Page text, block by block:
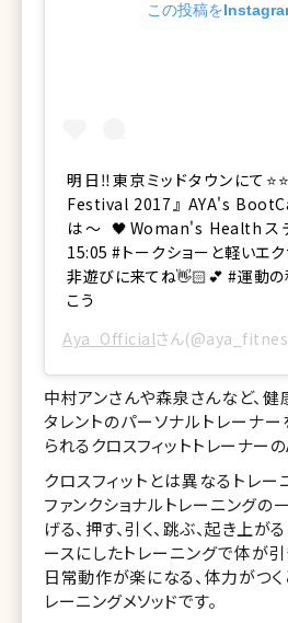
この投稿を
明日‼️東京ミッドタウンにて
Festival 2017』 AYA's
は〜 🖤Woman's Health
15:05 #トークショーと軽いエ
非遊びに来てね👋🏻💕 #運動
こう
Aya_Officialさん(@aya_fitness)
中村アンさんや森泉さんなど、
タレントのパーソナルトレーナ
られるクロスフィットトレーナーの
クロスフィットとは異なるトレ
ファンクショナルトレーニングの
げる、押す、引く、跳ぶ、起き上
ースにしたトレーニングで体が
日常動作が楽になる、体力がつく
レーニングメソッドです。